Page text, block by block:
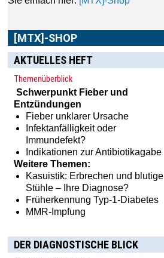
[MTX]-SHOP
AKTUELLES HEFT
Themenüberblick
Schwerpunkt Fieber und
Entzündungen
Fieber unklarer Ursache
Infektanfälligkeit oder
Immundefekt?
Indikationen zur Antibiotikagabe
Weitere Themen:
Kasuistik: Erbrechen und blutige
Stühle – Ihre Diagnose?
Früherkennung Typ-1-Diabetes
MMR-Impfung
DER DIAGNOSTISCHE BLICK